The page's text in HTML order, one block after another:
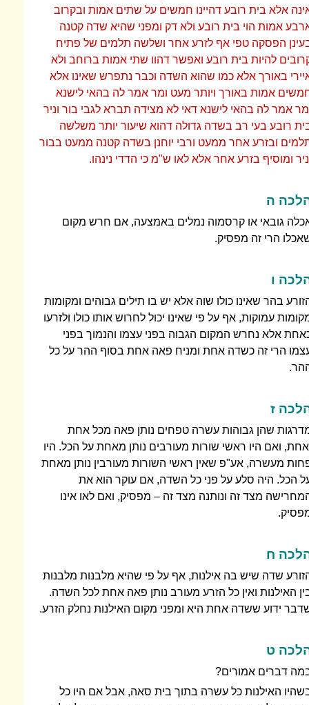
אלא בית רובע דהיינו חמשים על שתים אמות ובקרוב
אמות הוי בית רובע ולא דק ומפני שהיא שדה קטנה
הפסקה טפי אף לזרע אחר ושלשה תלמים של פתיח
להיות בית רובע ואפשר דהוו שתי אמות ברוחב ולא
באורך אלא כמו שהוא השדה וכבר נתפרש שאינו אלא
אמות באורך ויותר מעט ומר אמר לה בהאי לישנא
אמר לה בהאי לישנא דאי לא מצידה תברא לגבי בור וניר
רובע בעי רב בשדה גדולה דהוא שיעור יותר משלשה
ובזרע אחר ממעט ורבי יוחנן בשדה קטנה ממעט בבור
ומוסיף בזרע אחר אלא לאו ש"מ כי הדדי נינהו.
ה
גובאי או קרסמוה נמלים באמצעה, אם חרש מקום
הרי זה מפסיק.
ו
בהר שאינו כולו שוה אלא יש בו תילים גבוהים ומקומות
עמוקות, אף על פי שאינו יכול לחרוש אותו כולו ולזרעו
אלא נחרש המקום הגבוה בפני עצמו והנמוך בפני
הרי זה כשדה אחת ומניח פאה אחת בסוף ההר על כל
ז
שהן גבוהות עשרה טפחים נותן פאה מכל אחת
ואם היו ראשי שורות מעורבים נותן מאחת על הכל. היו
מעשרה, אע"פ שאין ראשי השורות מעורבין נותן מאחת
הכל. היה סלע על פני כל השדה, אם עוקר הוא את
מצד זה ונותנה מצד זה – מפסיק, ואם לאו אינו
ח
שדה שיש בה אילנות, אף על פי שהיא מלבנות מלבנות
האילנות ואין כל הזרע מעורב נותן פאה אחת לכל השדה.
ידוע ששדה אחת היא ומפני מקום האילנות נחלק הזרע.
ט
דברים אמורים?
האילנות כל עשרה בתוך בית סאה, אבל אם היו כל